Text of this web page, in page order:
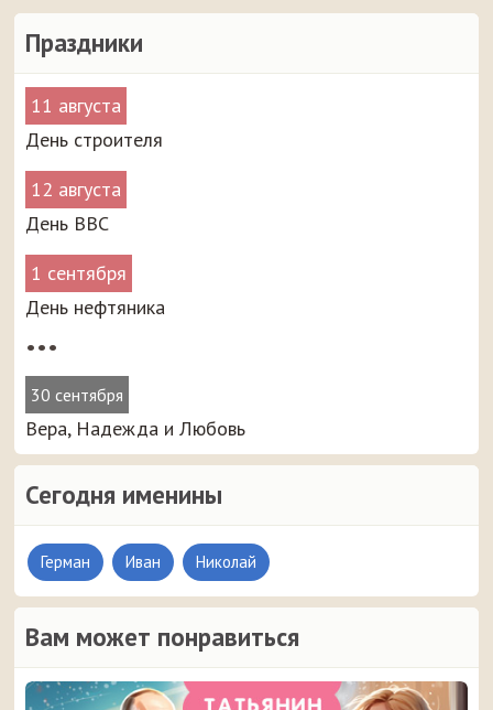
Праздники
11 августа
День строителя
12 августа
День ВВС
1 сентября
День нефтяника
•••
30 сентября
Вера, Надежда и Любовь
Сегодня именины
Герман Иван Николай
Вам может понравиться